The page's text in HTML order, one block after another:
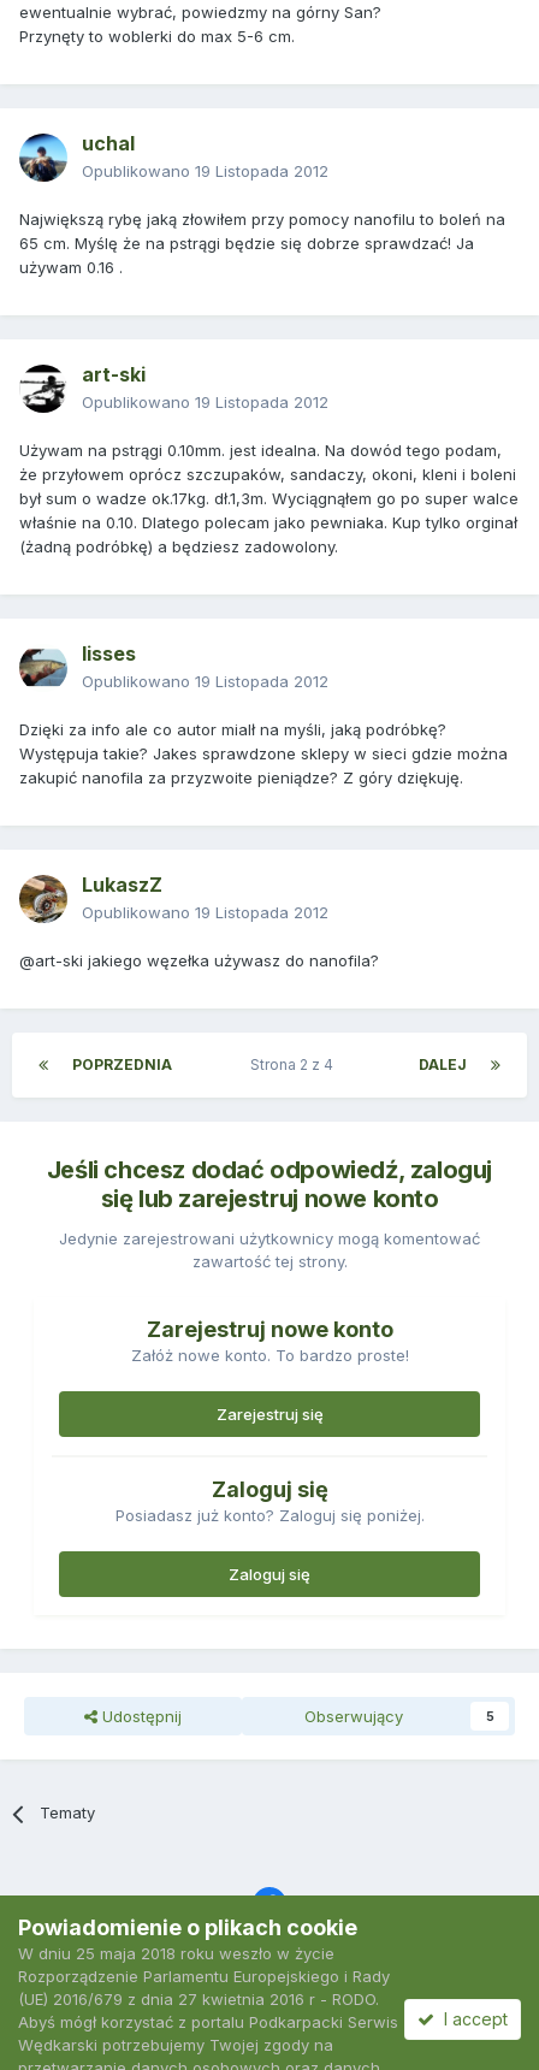
ewentualnie wybrać, powiedzmy na górny San?
Przynęty to woblerki do max 5-6 cm.
uchal
Opublikowano 19 Listopada 2012
Największą rybę jaką złowiłem przy pomocy nanofilu to boleń na
65 cm. Myślę że na pstrągi będzie się dobrze sprawdzać! Ja
używam 0.16 .
art-ski
Opublikowano 19 Listopada 2012
Używam na pstrągi 0.10mm. jest idealna. Na dowód tego podam,
że przyłowem oprócz szczupaków, sandaczy, okoni, kleni i boleni
był sum o wadze ok.17kg. dł.1,3m. Wyciągnąłem go po super walce
właśnie na 0.10. Dlatego polecam jako pewniaka. Kup tylko orginał
(żadną podróbkę) a będziesz zadowolony.
lisses
Opublikowano 19 Listopada 2012
Dzięki za info ale co autor mialł na myśli, jaką podróbkę?
Występuja takie? Jakes sprawdzone sklepy w sieci gdzie można
zakupić nanofila za przyzwoite pieniądze? Z góry dziękuję.
LukaszZ
Opublikowano 19 Listopada 2012
@art-ski jakiego węzełka używasz do nanofila?
POPRZEDNIA DALEJ
Strona 2 z 4
Jeśli chcesz dodać odpowiedź, zaloguj
się lub zarejestruj nowe konto
Jedynie zarejestrowani użytkownicy mogą komentować
zawartość tej strony.
Zarejestruj nowe konto
Załóż nowe konto. To bardzo proste!
Zarejestruj się
Zaloguj się
Posiadasz już konto? Zaloguj się poniżej.
Zaloguj się
Udostępnij Obserwujący 5
Tematy
Język Polityka prywatności Kontakt
2007-2026 Podkarpacki Serwis Wędkarski
Powiadomienie o plikach cookie
W dniu 25 maja 2018 roku weszło w życie
Rozporządzenie Parlamentu Europejskiego i Rady
(UE) 2016/679 z dnia 27 kwietnia 2016 r - RODO.
Abyś mógł korzystać z portalu Podkarpacki Serwis
Wędkarski potrzebujemy Twojej zgody na
I accept